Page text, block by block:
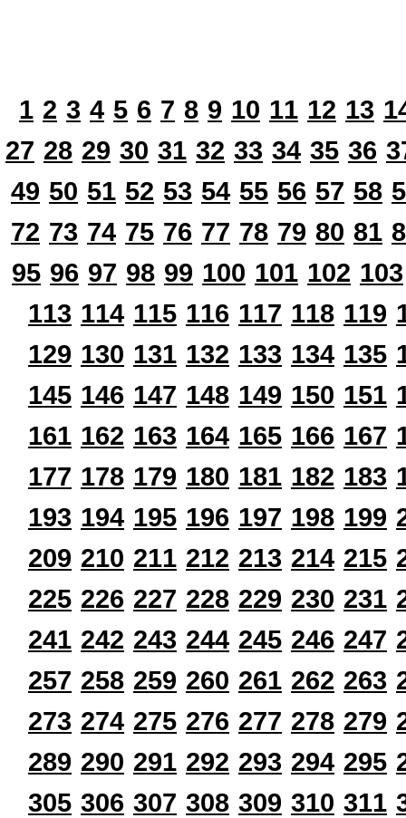
1 2 3 4 5 6 7 8 9 10 11 12 13
27 28 29 30 31 32 33 34 35 36
49 50 51 52 53 54 55 56 57 58
72 73 74 75 76 77 78 79 80 81
95 96 97 98 99 100 101 102 103
113 114 115 116 117 118 119
129 130 131 132 133 134 135
145 146 147 148 149 150 151
161 162 163 164 165 166 167
177 178 179 180 181 182 183
193 194 195 196 197 198 199
209 210 211 212 213 214 215
225 226 227 228 229 230 231
241 242 243 244 245 246 247
257 258 259 260 261 262 263
273 274 275 276 277 278 279
289 290 291 292 293 294 295
305 306 307 308 309 310 311